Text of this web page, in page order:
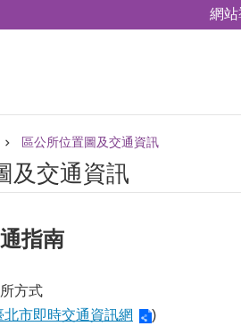
網站
區公所位置圖及交通資訊
及交通資訊
指南
方式
北市即時交通資訊網 )